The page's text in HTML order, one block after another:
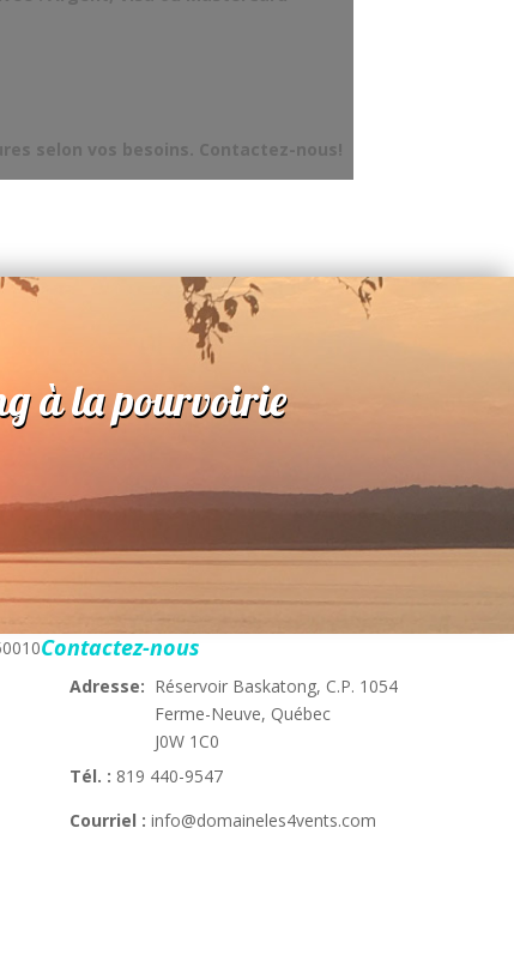
selon vos besoins. Contactez-nous!
à la pourvoirie
Contactez-nous
Adresse: Réservoir Baskatong, C.P. 1054
Ferme-Neuve, Québec
J0W 1C0
Tél. : 819 440-9547
Courriel :info@domaineles4vents.com